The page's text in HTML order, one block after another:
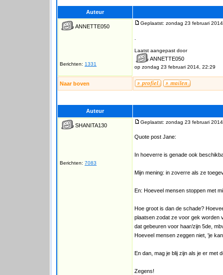
Auteur
ANNETTE050
Berichten: 1331
Geplaatst: zondag 23 februari
Laatst aangepast door
ANNETTE050
op zondag 23 februari 2014, 22:29
Naar boven
Auteur
SHANITA130
Berichten: 7083
Geplaatst: zondag 23 februari
Quote post Jane:
In hoeverre is genade ook
Mijn mening: in zoverre als ze
En: Hoeveel mensen stoppen met
Hoe groot is dan de schade?
plaatsen zodat ze voor gek worden
dat gebeuren voor haar/zijn 5de,
Hoeveel mensen zeggen niet, 'je
En dan, mag je blij zijn als je er met
Zegens!